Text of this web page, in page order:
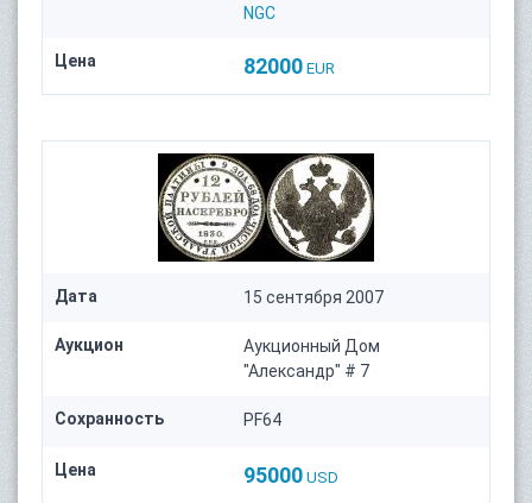
NGC
Цена 82000 EUR
Дата 15 сентября 2007
Аукцион
Аукционный Дом
"Александр" # 7
Сохранность PF64
Цена 95000 USD